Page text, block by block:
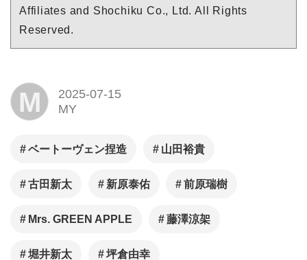
Affiliates and Shochiku Co., Ltd. All Rights
Reserved.
M
2025-07-15
MY
ベートーヴェン捏造 ⼭⽥裕貴
古⽥新太 新原泰佑 前原瑞樹
Mrs. GREEN APPLE 藤澤涼架
堀井新太 坪倉由幸